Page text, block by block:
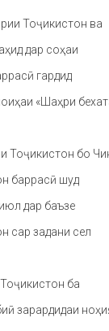
Тоҷикистон ва
дар соҳаи
гардид
«Шаҳри
Тоҷикистон бо
баррасӣ шуд
дар баъзе
сар задани сел
ба
зарардидаи